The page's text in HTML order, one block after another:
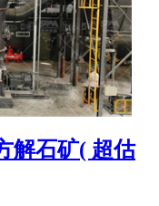
解石矿( 超估